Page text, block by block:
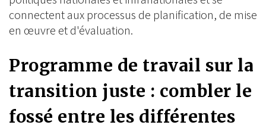
connectent aux processus de planification, de mise
en œuvre et d'évaluation.
Programme de travail sur la
transition juste : combler le
fossé entre les différentes